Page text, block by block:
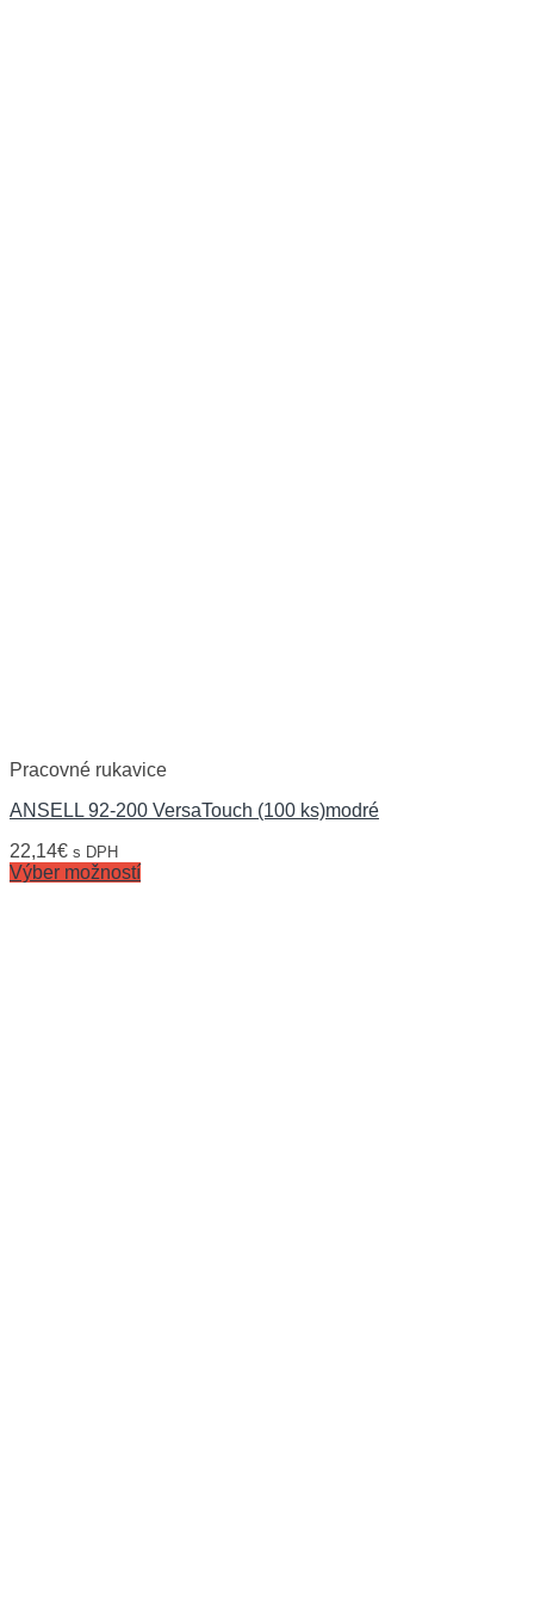
Pracovné rukavice
ANSELL 92-200 VersaTouch (100 ks)modré
22,14€ s DPH
Výber možností